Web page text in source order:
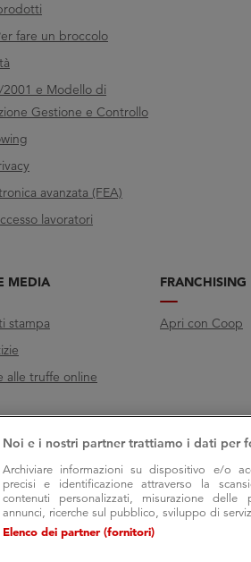
fare un broccolo
2001 e Modello di
Gestione e Controllo
avanzata (FEA)
lavoratori
MEDIA
stampa
alle truffe online
FRANCHISING
Apri con Coop
Noi e i nostri partner trattiamo i dati per
Archiviare informazioni su dispositivo e/o
precisi e identificazione attraverso la
contenuti personalizzati, misurazione
annunci, ricerche sul pubblico, sviluppo di
Elenco dei partner (fornitori)